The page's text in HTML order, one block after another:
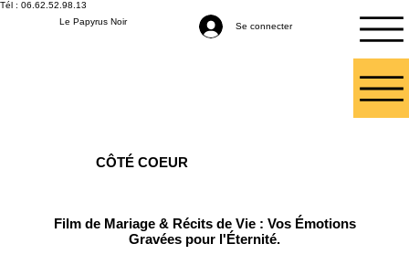
Le Papyrus Noir Se connecter
Tél : 06.62.52.98.13
CÔTÉ COEUR
Film de Mariage & Récits de Vie : Vos Émotions
Gravées pour l'Éternité.